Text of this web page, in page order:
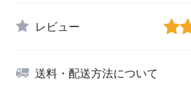
レビュー
送料・配送方法について